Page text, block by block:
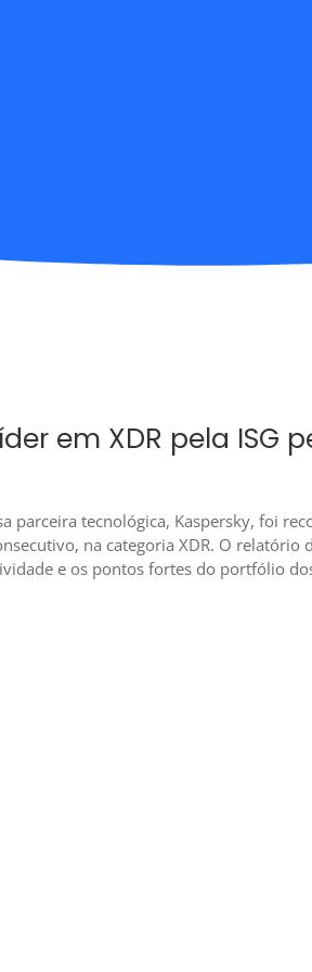
em XDR pela ISG
parceira tecnológica, Kaspersky, foi
na categoria XDR. O relatório
e os pontos fortes do portfólio